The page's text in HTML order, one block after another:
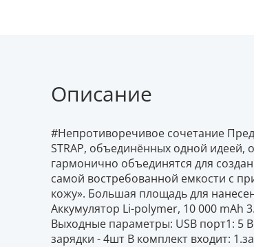
Описание
#Непротиворечивое сочетание
STRAP, объединённых одной идеей,
гармонично объединятся для
самой востребованной емкости с
кожу». Большая площадь для
Аккумулятор Li-polymer, 10 000 mAh
Выходные параметры: USB порт1: 5
зарядки - 4шт В комплект входит: